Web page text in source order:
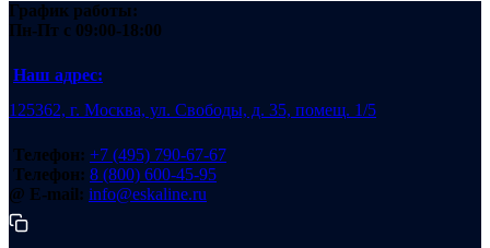
График работы:
Пн-Пт с 09:00-18:00
Наш адрес:
125362, г. Москва, ул. Свободы, д. 35, помещ. 1/5
Телефон: +7 (495) 790-67-67
Телефон: 8 (800) 600-45-95
@ E-mail: info@eskaline.ru